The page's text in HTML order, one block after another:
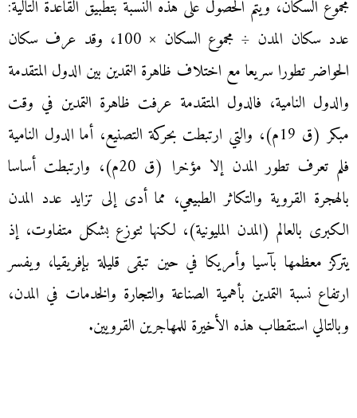
مجموع السكان، ويتم الحصول على هذه النسبة بتطبيق القاعدة التالية:
عدد سكان المدن ÷ مجموع السكان × 100، وقد عرف سكان
الحواضر تطورا سريعا مع اختلاف ظاهرة التمدين بين الدول المتقدمة
والدول النامية، فالدول المتقدمة عرفت ظاهرة التمدين في وقت
مبكر (ق 19م)، والتي ارتبطت بحركة التصنيع، أما الدول النامية
فلم تعرف تطور المدن إلا مؤخرا (ق 20م)، وارتبطت أساسا
بالهجرة القروية والتكاثر الطبيعي، مما أدى إلى تزايد عدد المدن
الكبرى بالعالم (المدن المليونية)، لكنها تتوزع بشكل متفاوت، إذ
يتركز معظمها بآسيا وأمريكا في حين تبقى قليلة بإفريقيا، ويفسر
ارتفاع نسبة التمدين بأهمية الصناعة والتجارة والخدمات في المدن،
وبالتالي استقطاب هذه الأخيرة للمهاجرين القرويين.